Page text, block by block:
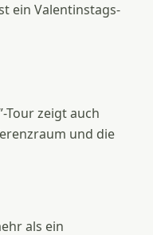
ein Valentinstags-
Tour zeigt auch
und die
als ein